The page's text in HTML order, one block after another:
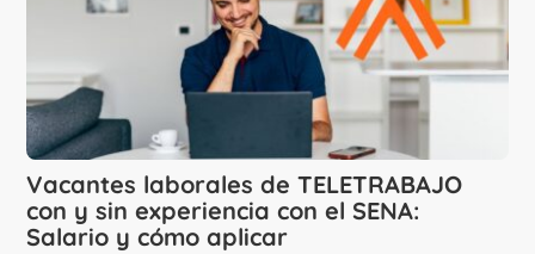
Vacantes laborales de TELETRABAJO
con y sin experiencia con el SENA:
Salario y cómo aplicar